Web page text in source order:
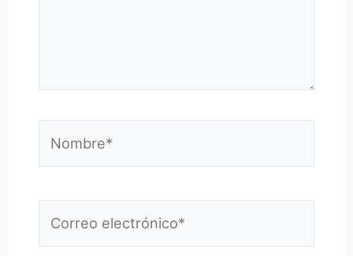
electrónico*